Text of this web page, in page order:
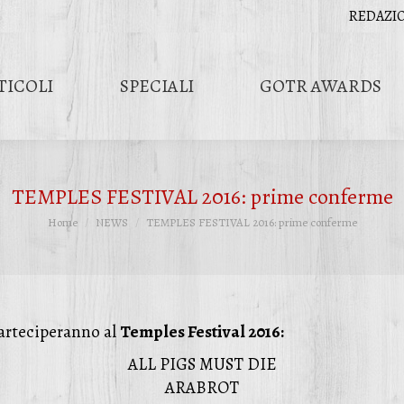
SPECIALI GOTR AWARDS
TEMPLES FESTIVAL 2016: prime conferme
Tu sei qui:
Home NEWS TEMPLES FESTIVAL 2016: prime conferme
alTemples Festival 2016:
ALL PIGS MUST DIE
ARABROT